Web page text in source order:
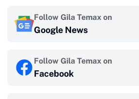
Follow Gila Temax on
Google News
Follow Gila Temax on
Facebook